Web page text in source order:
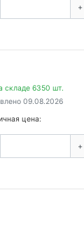
+
складе 6350 шт.
09.08.2026
цена:
+